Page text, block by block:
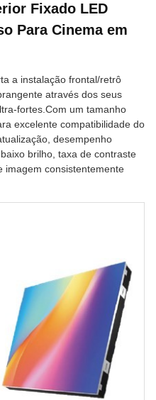
Fixado LED
Para Cinema em
a instalação frontal/retrô
através dos seus
fortes.Com um tamanho
excelente compatibilidade do
desempenho
brilho, taxa de contraste
imagem consistentemente